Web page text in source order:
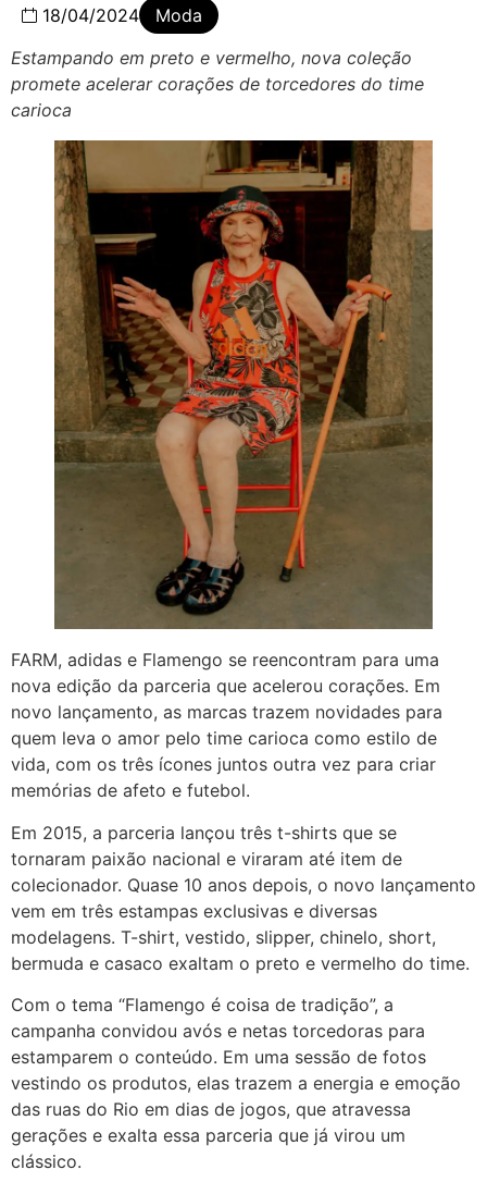
18/04/2024
Moda
Estampando em preto e vermelho, nova coleção
promete acelerar corações de torcedores do time
carioca
FARM, adidas e Flamengo se reencontram para uma
nova edição da parceria que acelerou corações. Em
novo lançamento, as marcas trazem novidades para
quem leva o amor pelo time carioca como estilo de
vida, com os três ícones juntos outra vez para criar
memórias de afeto e futebol.
Em 2015, a parceria lançou três t-shirts que se
tornaram paixão nacional e viraram até item de
colecionador. Quase 10 anos depois, o novo lançamento
vem em três estampas exclusivas e diversas
modelagens. T-shirt, vestido, slipper, chinelo, short,
bermuda e casaco exaltam o preto e vermelho do time.
Com o tema “Flamengo é coisa de tradição”, a
campanha convidou avós e netas torcedoras para
estamparem o conteúdo. Em uma sessão de fotos
vestindo os produtos, elas trazem a energia e emoção
das ruas do Rio em dias de jogos, que atravessa
gerações e exalta essa parceria que já virou um
clássico.